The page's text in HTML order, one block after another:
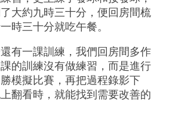
大約九時三十分，便回房間梳
時三十分就吃午餐。
有一課訓練，我們回房間多作
的訓練沒有做練習，而是進行
模擬比賽，再把過程錄影下
翻看時，就能找到需要改善的